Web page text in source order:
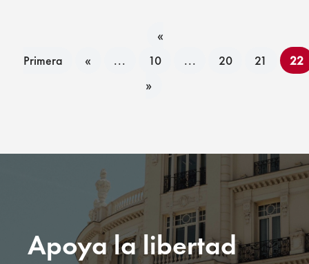
«
Primera
« ... 10 ... 20 21
22
»
Apoya la libertad